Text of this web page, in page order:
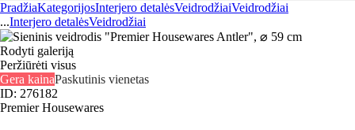
PradžiaKategorijosInterjero detalėsVeidrodžiaiVeidrodžiai
...Interjero detalėsVeidrodžiai
Rodyti galeriją
Peržiūrėti visus
Gera kainaPaskutinis vienetas
ID: 276182
Premier Housewares